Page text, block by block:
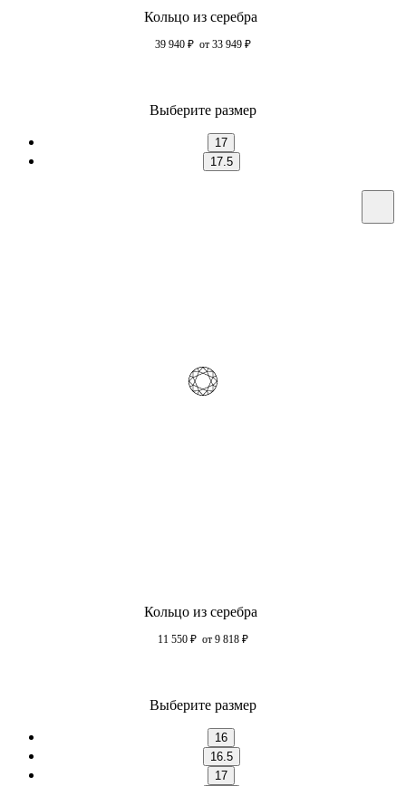
Кольцо из серебра
39 940 ₽ от 33 949 ₽
Выберите размер
17
17.5
Кольцо из серебра
11 550 ₽ от 9 818 ₽
Выберите размер
16
16.5
17